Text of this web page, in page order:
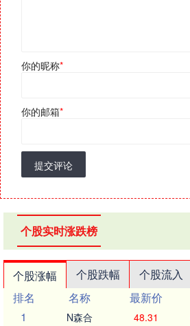
你的昵称*
你的邮箱*
提交评论
个股实时涨跌榜
个股涨幅 个股跌幅 个股流入
排名
名称 最新价
1
N森合 48.31